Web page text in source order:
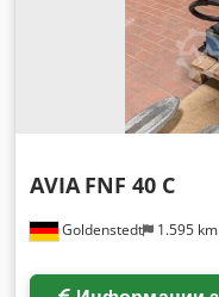
Goldenstedt 1.595 km
AVIA FNF 40 C